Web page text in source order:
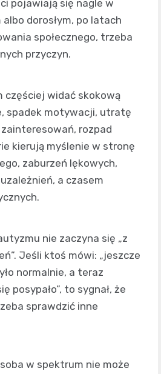
pojawiają się nagle w
dorosłym, po latach
społecznego, trzeba
przyczyn.
częściej widać skokową
spadek motywacji, utratę
rozpad
kierują myślenie w stronę
zaburzeń lękowych,
a czasem
nie zaczyna się „z
Jeśli ktoś mówi: „jeszcze
normalnie, a teraz
posypało”, to sygnał, że
sprawdzić inne
w spektrum nie może